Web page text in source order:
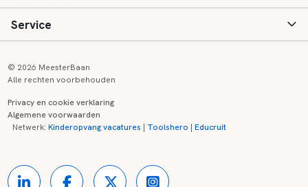
Voortgezet onderwijs
Kinderopvang
Vacatures
Zij-instroom informatie
Inloggen
Registreren
Service
Onderwijs links
© 2026 MeesterBaan
Alle rechten voorbehouden
Privacy en cookie verklaring
Algemene voorwaarden
Netwerk:Kinderopvang vacatures | Toolshero |Educruit